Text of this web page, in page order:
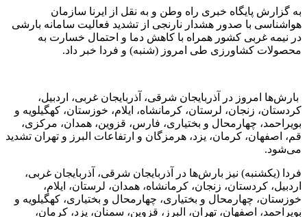
به گزارش پایگاه خبری راه وطن و به نقل از ایرنا سازمان
هواشناسی با صدور هشدار نارنجی از تشدید فعالیت سامانه بارشی
در نیمه غربی کشور همراه با کاهش دما و احتمال خسارت به
محصولات کشاورزی طی امروز (شنبه) و فردا خبر داد.
بارش‌ها امروز در آذربایجان شرقی، آذربایجان غربی، اردبیل،
کردستان، زنجان، لرستان، کرمانشاه، ایلام، خوزستان، کهگیلویه و
بویراحمد، چهارمحال و بختیاری، فارس، قزوین، همدان، مرکزی،
قم، اصفهان، کرمان، یزد، هرمزگان و ارتفاعات البرز و تهران تشدید
می‌شود.
فردا (یکشنبه) نیز بارش‌ها در آذربایجان شرقی، آذربایجان غربی،
اردبیل، کردستان، زنجان، کرمانشاه، همدان، لرستان، ایلام،
خوزستان، چهارمحال و بختیاری، چهارمحال و بختیاری، کهگیلویه و
بویراحمد، اصفهان، تهران، البرز، قزوین، سمنان، یزد، کرمان،